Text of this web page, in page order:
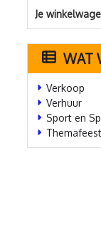
Je
WAT
Verkoop
Verhuur
Sport en